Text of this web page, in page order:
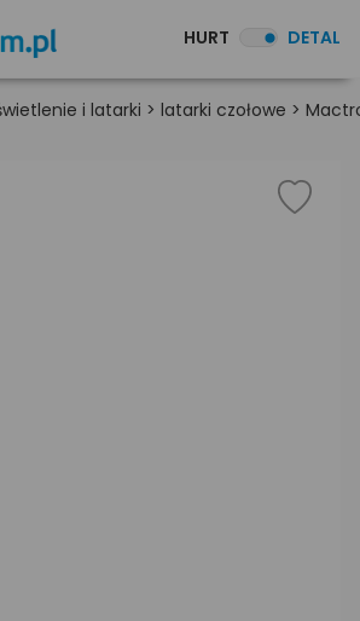
HURT DETAL
i latarki > latarki czołowe >